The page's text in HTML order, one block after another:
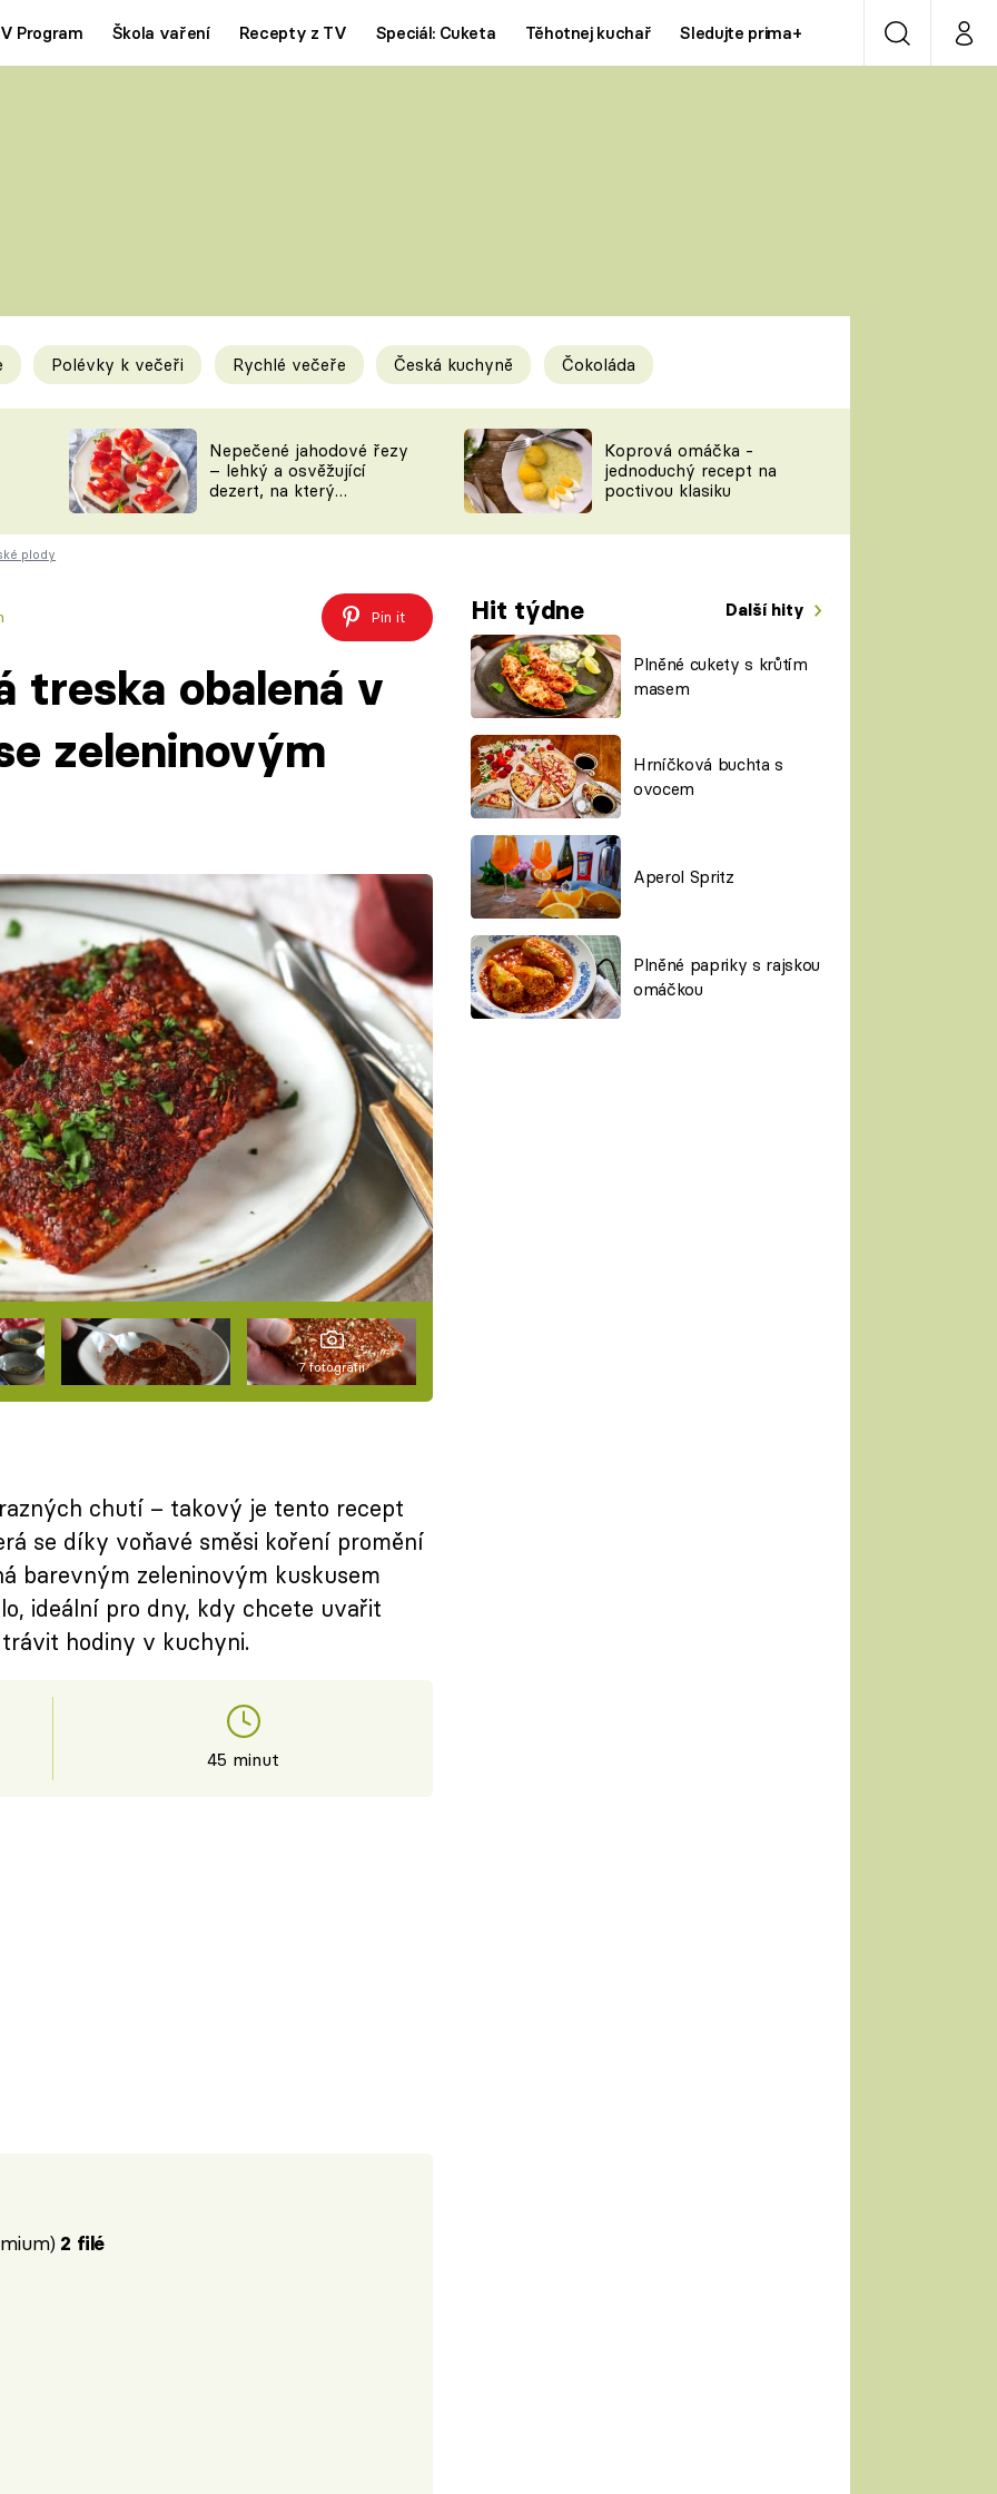
Program Škola vaření Recepty z TV Speciál: Cuketa Těhotnej kuchař Sledujte prima+ VyhledáváníMůj
Tipy a triky
KAM ZA JÍDLEM
VYCHYTÁVKY
Novinky
ŠÉFREDAKTORKY
ČASOPIS
Prima LAJK
Sledujte nás
Polévky k večeři Rychlé večeře Česká kuchyně Čokoláda
Nepečené jahodové řezy
– lehký a osvěžující
dezert, na který
Koprová omáčka -
jednoduchý recept na
poctivou klasiku
plody
Pin it Hit týdne Další hity
Plněné cukety s krůtím
masem
Hrníčková buchta s
ovocem
Aperol Spritz
Plněné papriky s rajskou
omáčkou
treska obalená v
zeleninovým
7 fotografií
chutí – takový je tento recept
se díky voňavé směsi koření promění
barevným zeleninovým kuskusem
ideální pro dny, kdy chcete uvařit
hodiny v kuchyni.
45 minut
2 filé